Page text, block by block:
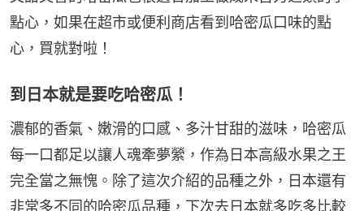
點心，如果在超市或便利商店看到哈密瓜口味的點
心，買就對啦！
到日本就是要吃哈密瓜！
濃郁的香氣、嫩滑的口感、多汁甘甜的滋味，哈密瓜
每一口都足以讓人魂牽夢縈，作為日本高級水果之王
完全當之無愧。除了這次介紹的品種之外，日本還有
非常多不同的哈密瓜品種，下次去日本就多吃多比較